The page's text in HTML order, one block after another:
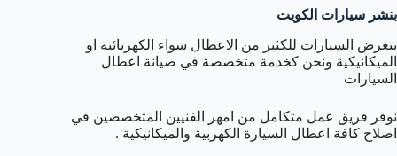
بنشر سيارات الكويت
تتعرض السيارات للكثير من الاعطال سواء الكهربائية او
الميكانيكية ونحن كخدمة متخصصة في صيانة اعطال
السيارات
نوفر فريق عمل متكامل من امهر الفنيين المتخصصين في
اصلاح كافة اعطال السيارة الكهربية والميكانيكية .